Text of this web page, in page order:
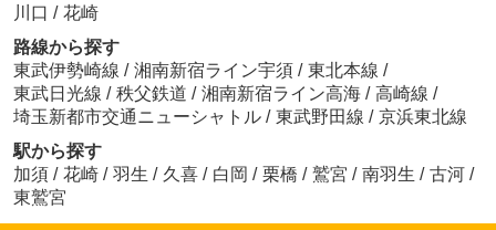
川口 / 花崎
路線から探す
東武伊勢崎線 / 湘南新宿ライン宇須 / 東北本線 /
東武日光線 / 秩父鉄道 / 湘南新宿ライン高海 / 高崎線 /
埼玉新都市交通ニューシャトル / 東武野田線 / 京浜東北線
駅から探す
加須 / 花崎 / 羽生 / 久喜 / 白岡 / 栗橋 / 鷲宮 / 南羽生 / 古河 /
東鷲宮